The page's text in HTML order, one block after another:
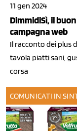
11 gen 2024
DimmidiSì, il
campagna web
Il racconto dei plus
tavola piatti sani,
corsa
COMUNICATI IN